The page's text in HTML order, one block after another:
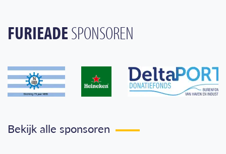
FURIEADESPONSOREN
Bekijk alle sponsoren